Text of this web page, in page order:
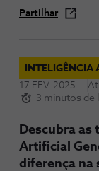
Partilhar
INTELIGÊNCIA
17 FEV. 2025
3 minutos de
Descubra
Artificial
diferença na